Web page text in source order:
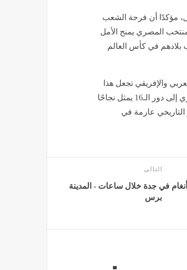
مؤكدًا أن فرحة الشعب
المصري يمنح الأمل
بلادهم في كأس العالم
والإفريقي تجعل هذا
الإنجاز مصدر فخر واعتزاز للجميع، مشددًا على أن وصول المنتخب المصري إلى دور الـ16 يمثل نجاحًا
التاريخي عارمة في
التالى
في جدة خلال ساعات - المدينة
برس